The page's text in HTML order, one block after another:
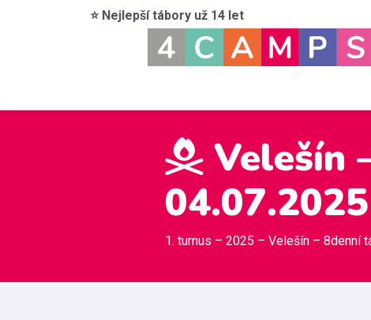
⭐ Nejlepší tábory už 14 let
Velešín
04.07.2025
1. turnus – 2025 – Velešín – 8denní